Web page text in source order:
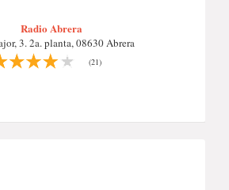
Radio Abrera
3. 2a. planta, 08630 Abrera
(21)